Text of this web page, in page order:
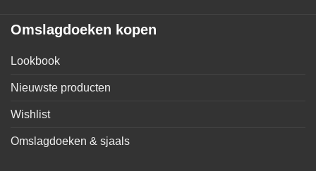
Omslagdoeken kopen
Lookbook
Nieuwste producten
Wishlist
Omslagdoeken & sjaals